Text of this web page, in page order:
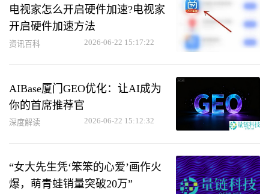
电视家怎么开启硬件加速?电视家
开启硬件加速方法
资讯百科 2026-06-22 15:17:22
AIBase厦门GEO优化：让AI成为
你的首席推荐官
深度解读 2026-06-22 15:12:32
“女大先生凭‘笨笨的心爱’画作火
爆，萌青蛙销量突破20万”